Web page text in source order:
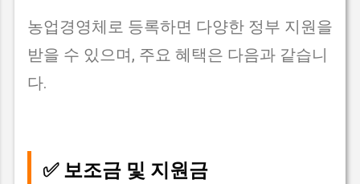
농업경영체로 등록하면 다양한 정부 지원을
받을 수 있으며, 주요 혜택은 다음과 같습니
다.
✅ 보조금 및 지원금